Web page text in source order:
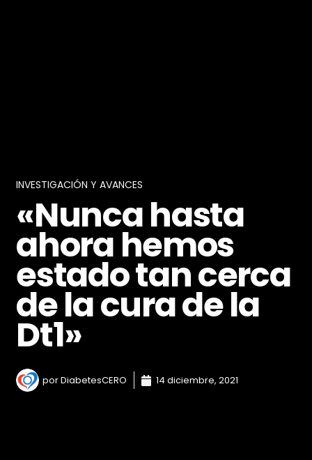
INVESTIGACIÓN Y AVANCES
«Nunca hasta
ahora hemos
estado tan cerca
de la cura de la
Dt1»
porDiabetesCERO 14 diciembre, 2021